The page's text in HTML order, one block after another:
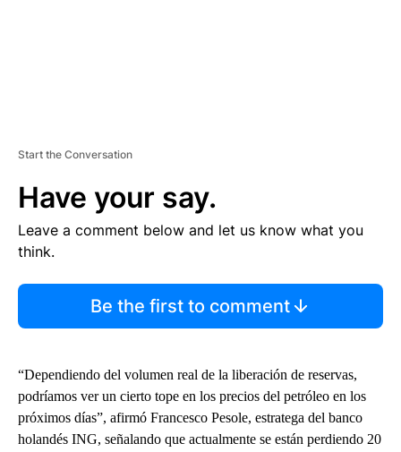
Start the Conversation
Have your say.
Leave a comment below and let us know what you
think.
Be the first to comment
“Dependiendo del volumen real de la liberación de reservas,
podríamos ver un cierto tope en los precios del petróleo en los
próximos días”, afirmó Francesco Pesole, estratega del banco
holandés ING, señalando que actualmente se están perdiendo 20